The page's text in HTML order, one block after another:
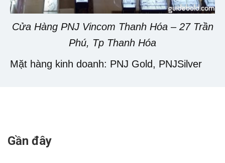
Cửa Hàng PNJ Vincom Thanh Hóa – 27 Trần
Phú, Tp Thanh Hóa
Mặt hàng kinh doanh: PNJ Gold, PNJSilver
Gần đây